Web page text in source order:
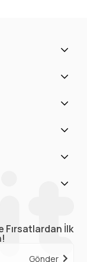
Fırsatlardan İlk
Gönder